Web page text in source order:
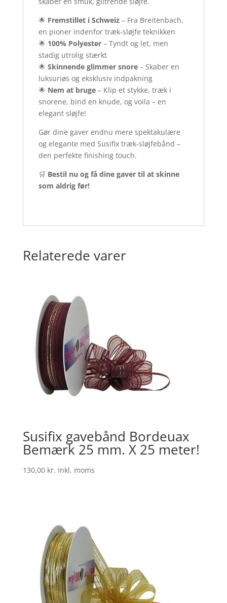
🌟 Fremstillet i Schweiz– Fra Breitenbach,
en pioner indenfor træk-sløjfe teknikken
🌟 100% Polyester– Tyndt og let, men
stadig utrolig stærkt
🌟 Skinnende glimmer snore– Skaber en
luksuriøs og eksklusiv indpakning
🌟 Nem at bruge– Klip et stykke, træk i
snorene, bind en knude, og voila – en
elegant sløjfe!
Gør dine gaver endnu mere spektakulære
og elegante med Susifix træk-sløjfebånd –
den perfekte finishing touch.
🛒 Bestil nu og få dine gaver til at skinne
som aldrig før!
Relaterede varer
Susifix gavebånd Bordeuax
Bemærk 25 mm. X 25 meter!
130,00 kr. Inkl. moms